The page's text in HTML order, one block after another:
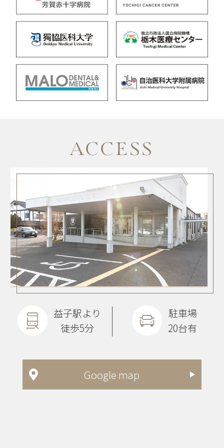
Google map
ACCESS
益子駅より
徒歩5分
駐車場
20台有